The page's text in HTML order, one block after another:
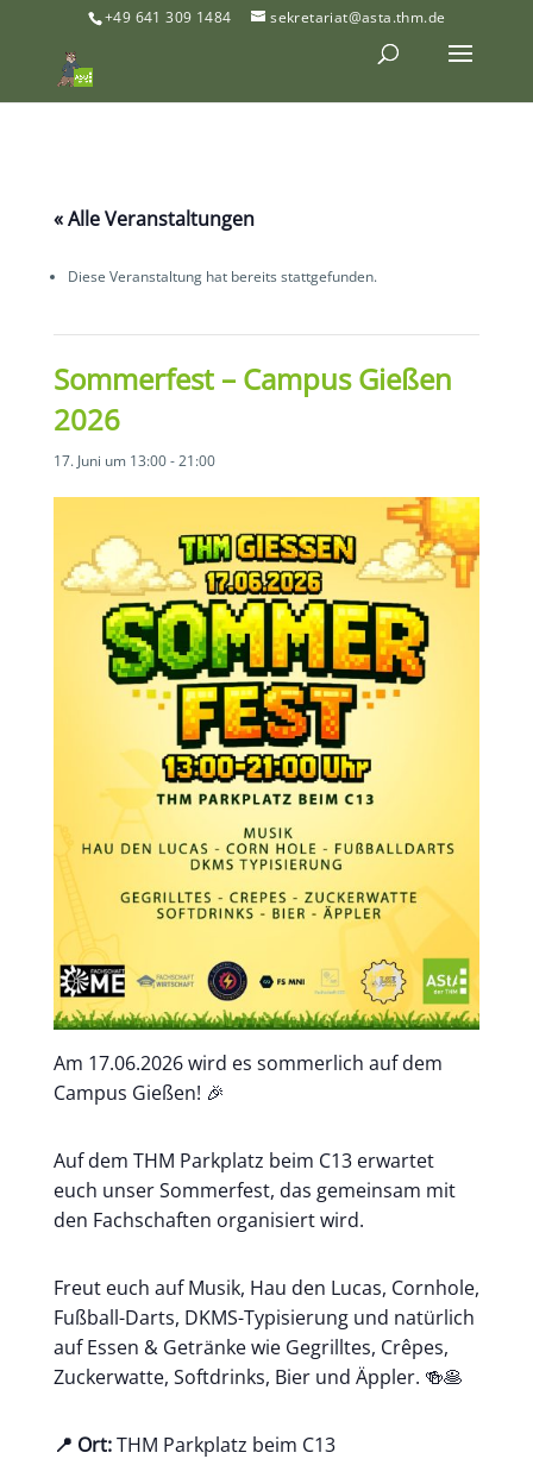
+49 641 309 1484 sekretariat@asta.thm.de
« Alle Veranstaltungen
Diese Veranstaltung hat bereits stattgefunden.
Sommerfest – Campus Gießen
2026
17. Juni um 13:00-21:00
Am 17.06.2026 wird es sommerlich auf dem
Campus Gießen! 🎉
Auf dem THM Parkplatz beim C13 erwartet
euch unser Sommerfest, das gemeinsam mit
den Fachschaften organisiert wird.
Freut euch auf Musik, Hau den Lucas, Cornhole,
Fußball-Darts, DKMS-Typisierung und natürlich
auf Essen & Getränke wie Gegrilltes, Crêpes,
Zuckerwatte, Softdrinks, Bier und Äppler. 🍻🥞
📍 Ort:THM Parkplatz beim C13